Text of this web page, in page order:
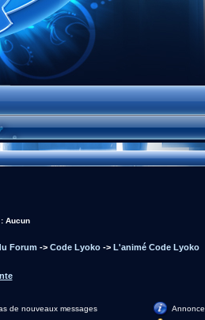
Aucun
Forum -> Code Lyoko-> L'animé Code Lyoko
de nouveaux messages
Annonce